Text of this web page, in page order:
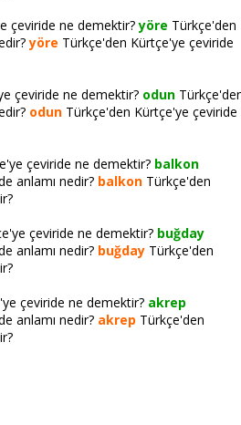
çeviride ne demektir?yöre Türkçe'den
yöre Türkçe'den Kürtçe'ye çeviride
çeviride ne demektir? odun
odun Türkçe'den Kürtçe'ye çeviride
çeviride ne demektir? balkon
anlamı nedir? balkon Türkçe'den
çeviride ne demektir? buğday
anlamı nedir? buğday Türkçe'den
çeviride ne demektir? akrep
anlamı nedir? akrep Türkçe'den